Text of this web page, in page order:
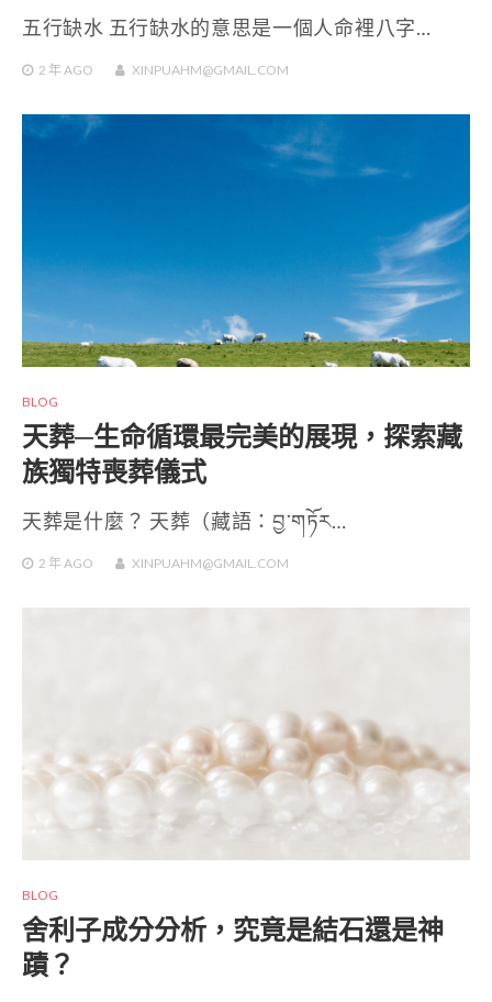
五行缺水 五行缺水的意思是一個人命裡八字…
2 年AGO XINPUAHM@GMAIL.COM
BLOG
天葬─生命循環最完美的展現，探索藏
族獨特喪葬儀式
天葬是什麼？ 天葬（藏語：བྱ་གཏོར…
2 年AGO XINPUAHM@GMAIL.COM
BLOG
舍利子成分分析，究竟是結石還是神
蹟？